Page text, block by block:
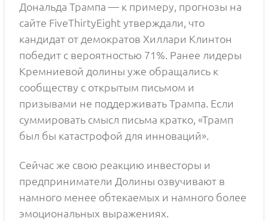
Дональда Трампа — к примеру, прогнозы на
сайте FiveThirtyEight утверждали, что
кандидат от демократов Хиллари Клинтон
победит с вероятностью 71%. Ранее лидеры
Кремниевой долины уже обращались к
сообществу с открытым письмом и
призывами не поддерживать Трампа. Если
суммировать смысл письма кратко, «Трамп
был бы катастрофой для инноваций».
Сейчас же свою реакцию инвесторы и
предприниматели Долины озвучивают в
намного менее обтекаемых и намного более
эмоциональных выражениях.